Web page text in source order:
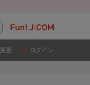
更 ログイン